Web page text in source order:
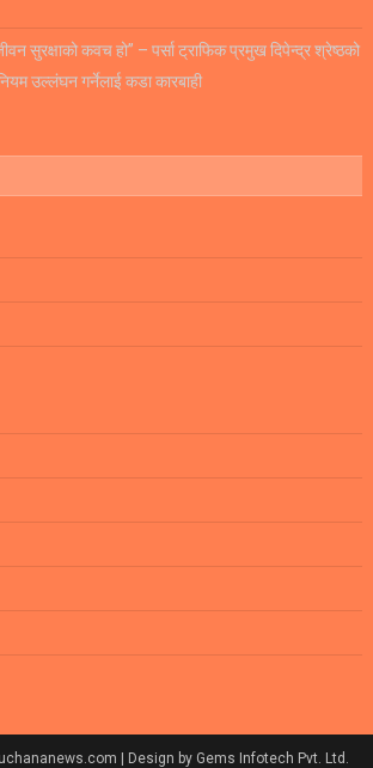
सुरक्षाको कवच हो” – पर्सा ट्राफिक प्रमुख दिपेन्द्र श्रेष्ठको
उल्लंघन गर्नेलाई कडा कारबाही
| Design by Gems Infotech Pvt. Ltd.